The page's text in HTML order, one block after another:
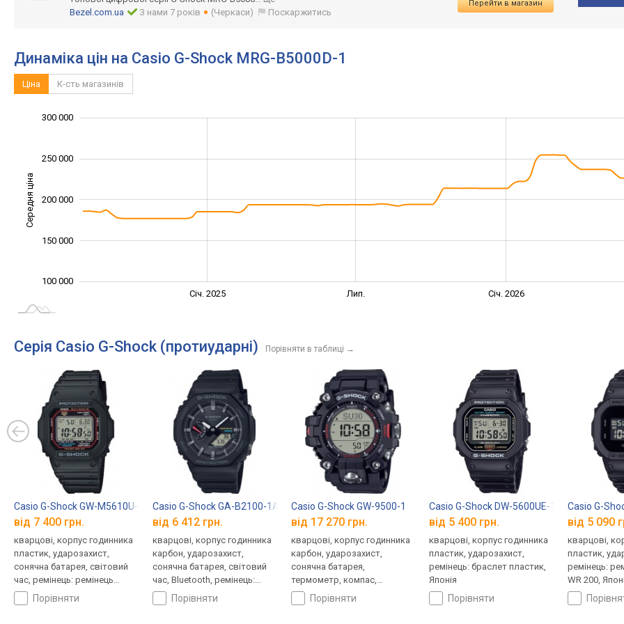
Bezel.com.ua
З нами 7 років (Черкаси) Поскаржитись
Перейти в магазин
Динаміка цін на Casio G-Shock MRG-B5000D-1
Ціна К-сть магазинів
Середня ціна 120 000
100 000
200 000
300 000
250 000
150 000
Січ. 2025 Лип. Січ. 2026
Серія Casio G-Shock (протиударні) Порівняти в таблиці →
Casio G-Shock GW-M5610U-1E
від 7 400 грн.
кварцові, корпус годинника
пластик, ударозахист,
сонячна батарея, світовий
час, ремінець: ремінець
каучук, WR 200, Японія
порівняти
Casio G-Shock GA-B2100-1A
від 6 412 грн.
кварцові, корпус годинника
карбон, ударозахист,
сонячна батарея, світовий
час, Bluetooth, ремінець:
браслет пластик, WR 200,
Японія
порівняти
Casio G-Shock GW-9500-1
від 17 270 грн.
кварцові, корпус годинника
карбон, ударозахист,
сонячна батарея,
термометр, компас,
висотомір, барометр,
світовий час, ремінець:
порівняти
Casio G-Shock DW-5600UE-1
від 5 400 грн.
кварцові, корпус годинника
пластик, ударозахист,
ремінець: браслет пластик,
Японія
порівняти
Casio G-
від 5 090
кварцові,
пластик,
ремінець:
WR 200,